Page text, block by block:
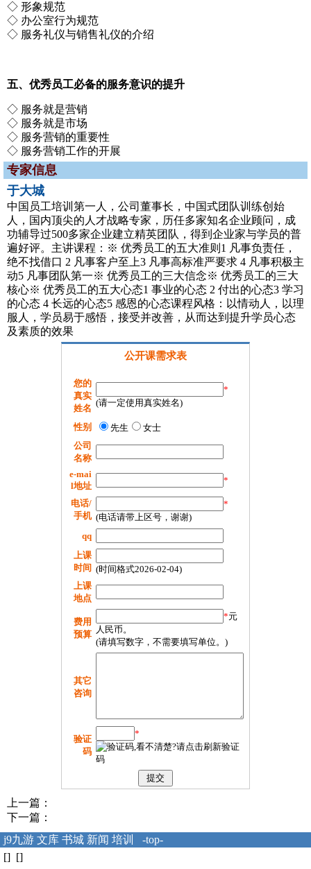
◇ 形象规范
◇ 办公室行为规范
◇ 服务礼仪与销售礼仪的介绍
五、优秀员工必备的服务意识的提升
◇ 服务就是营销
◇ 服务就是市场
◇ 服务营销的重要性
◇ 服务营销工作的开展
专家信息
于大城
中国员工培训第一人，公司董事长，中国式团队训练创始
人，国内顶尖的人才战略专家，历任多家知名企业顾问，成
功辅导过500多家企业建立精英团队，得到企业家与学员的普
遍好评。主讲课程：※ 优秀员工的五大准则1 凡事负责任，
绝不找借口 2 凡事客户至上3 凡事高标准严要求 4 凡事积极主
动5 凡事团队第一※ 优秀员工的三大信念※ 优秀员工的三大
核心※ 优秀员工的五大心态1 事业的心态 2 付出的心态3 学习
的心态 4 长远的心态5 感恩的心态课程风格：以情动人，以理
服人，学员易于感悟，接受并改善，从而达到提升学员心态
及素质的效果
公开课需求表
您的
真实
姓名
*
(请一定使用真实姓名)
性别 先生
女士
公司
名称
e-mai
l地址
*
电话/
手机
*
(电话请带上区号，谢谢)
qq
上课
时间 (时间格式2026-02-04)
上课
地点
费用
预算
*元
人民币。
(请填写数字，不需要填写单位。)
其它
咨询
验证
码
*
上一篇：
下一篇：
j9九游 文库 书城 新闻 培训
-top-
[] []